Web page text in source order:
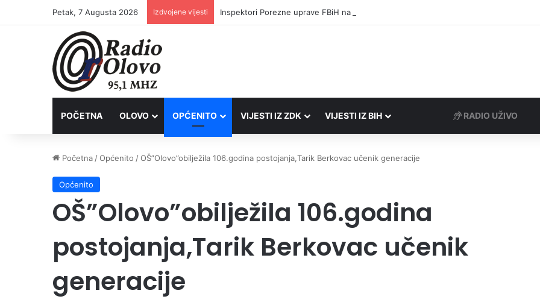
Petak, 7 Augusta 2026 Izdvojene vijesti Inspektori Porezne uprave FBiH na području ZDK izvršili 24 inspekcijska nadzora
POČETNA OLOVO OPĆENITO VIJESTI IZ ZDK VIJESTI IZ BIH RADIO UŽIVO
Početna /Općenito /OŠ”Olovo”obilježila 106.godina postojanja,Tarik Berkovac učenik generacije
Općenito
OŠ”Olovo”obilježila 106.godina
postojanja,Tarik Berkovac učenik
generacije